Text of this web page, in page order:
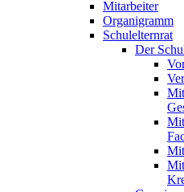
Mitarbeiter
Organigramm
Schulelternrat
Der